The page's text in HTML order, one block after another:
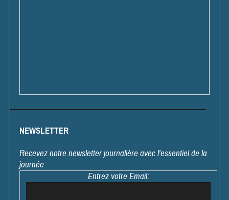
NEWSLETTER
Recevez notre newsletter journalière avec l'essentiel de la
journée
Entrez votre Email: